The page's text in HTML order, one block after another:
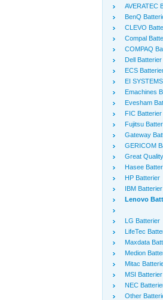
AVERATEC
BenQ
CLEVO
Compal
COMPAQ
Dell Batterier
ECS
EI
Emachines
Evesham
FIC Batterier
Fujitsu
Gateway
GERICOM
Great
Hasee
HP Batterier
IBM Batterier
Lenovo
LG Batterier
LifeTec
Maxdata
Medion
Mitac
MSI Batterier
NEC
Other